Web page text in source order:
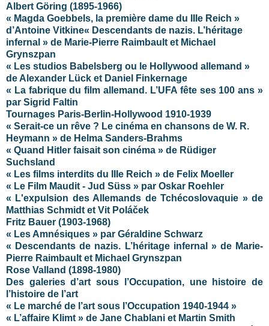
Albert Göring (1895-1966)
« Magda Goebbels, la première dame du IIIe Reich »
d’Antoine Vitkine« Descendants de nazis. L’héritage
infernal » de Marie-Pierre Raimbault et Michael
Grynszpan
« Les studios Babelsberg ou le Hollywood allemand »
de Alexander Lück et Daniel Finkernage
« La fabrique du film allemand. L’UFA fête ses 100 ans »
par Sigrid Faltin
Tournages Paris-Berlin-Hollywood 1910-1939
« Serait-ce un rêve ? Le cinéma en chansons de W. R.
Heymann » de Helma Sanders-Brahms
« Quand Hitler faisait son cinéma » de Rüdiger
Suchsland
« Les films interdits du IIIe Reich » de Felix Moeller
« Le Film Maudit - Jud Süss » par Oskar Roehler
« L'expulsion des Allemands de Tchécoslovaquie » de
Matthias Schmidt et Vit Poláček
Fritz Bauer (1903-1968)
« Les Amnésiques » par Géraldine Schwarz
« Descendants de nazis. L’héritage infernal » de Marie-
Pierre Raimbault et Michael Grynszpan
Rose Valland (1898-1980)
Des galeries d’art sous l’Occupation, une histoire de
l’histoire de l’art
« Le marché de l’art sous l’Occupation 1940-1944 »
« L’affaire Klimt » de Jane Chablani et Martin Smith